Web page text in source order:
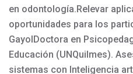
en odontología.Relevar
oportunidades para los
GayolDoctora en
Educación (UNQuilmes).
sistemas con Inteligencia